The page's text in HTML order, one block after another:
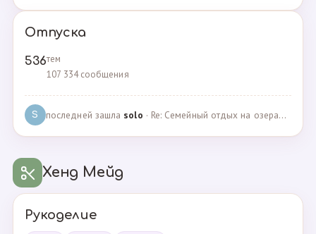
Отпуска
536тем
107 334 сообщения
S последней зашла solo · Re: Семейный отдых на озерах Челябинской области. П… · 04.05.2025
Хенд Мейд
Рукоделие